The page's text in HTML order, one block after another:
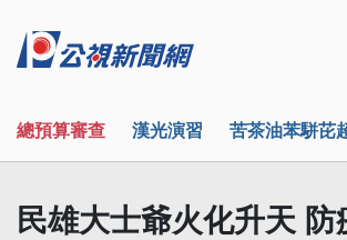
總預算審查 漢光演習 苦茶油苯駢芘
民雄大士爺火化升天 防